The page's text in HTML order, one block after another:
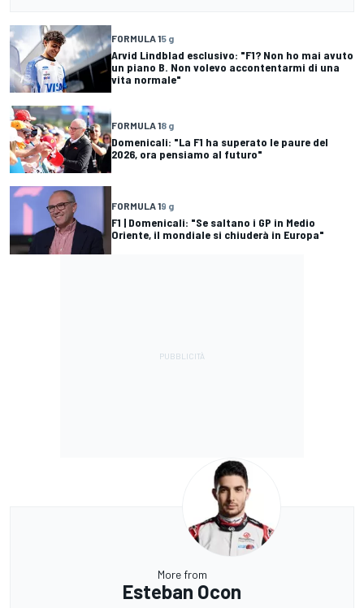
FORMULA 15 g
Arvid Lindblad esclusivo: "F1? Non ho mai avuto
un piano B. Non volevo accontentarmi di una
vita normale"
FORMULA 18 g
Domenicali: "La F1 ha superato le paure del
2026, ora pensiamo al futuro"
FORMULA 19 g
F1 | Domenicali: "Se saltano i GP in Medio
Oriente, il mondiale si chiuderà in Europa"
More from
Esteban Ocon